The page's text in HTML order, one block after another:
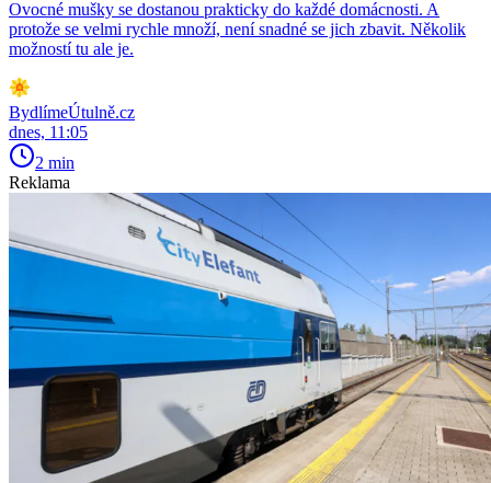
Ovocné mušky se dostanou prakticky do každé domácnosti. A
protože se velmi rychle množí, není snadné se jich zbavit. Několik
možností tu ale je.
BydlímeÚtulně.cz
dnes, 11:05
2 min
Reklama